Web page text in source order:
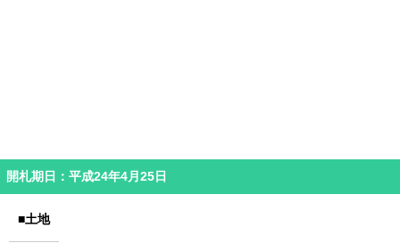
開札期日：平成24年4月25日
■土地